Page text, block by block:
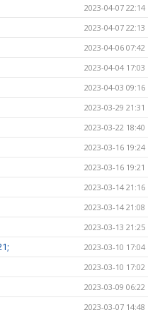
2023-04-07 22:14
2023-04-07 22:13
2023-04-06 07:42
2023-04-04 17:03
2023-04-03 09:16
2023-03-29 21:31
2023-03-22 18:40
2023-03-16 19:24
2023-03-16 19:21
2023-03-14 21:16
2023-03-14 21:08
2023-03-13 21:25
2023-03-10 17:04
2023-03-10 17:02
2023-03-09 06:22
2023-03-07 14:48